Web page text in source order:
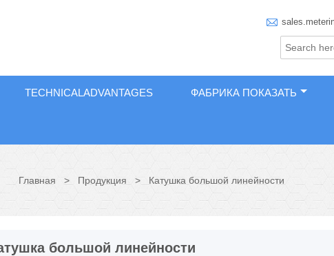

TECHNICALADVANTAGES ФАБРИКА ПОКАЗАТЬ
Главная > Продукция > Катушка большой линейности
большой линейности